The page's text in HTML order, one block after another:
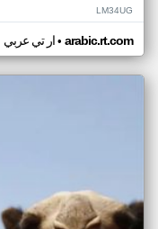
LM34UG
ار تي عربي• arabic.rt.com